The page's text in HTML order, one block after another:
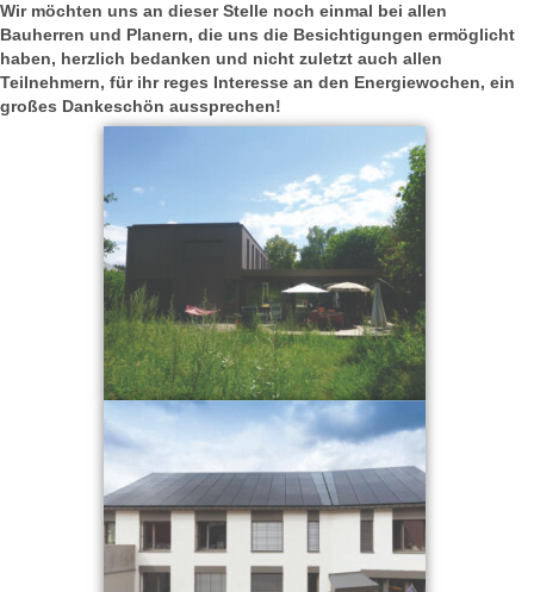
Wir möchten uns an dieser Stelle noch einmal bei allen
Bauherren und Planern, die uns die Besichtigungen ermöglicht
haben, herzlich bedanken und nicht zuletzt auch allen
Teilnehmern, für ihr reges Interesse an den Energiewochen, ein
großes Dankeschön aussprechen!